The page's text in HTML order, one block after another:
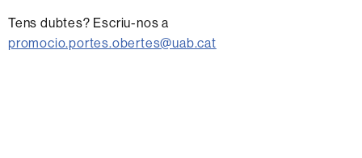
Tens dubtes? Escriu-nos a
promocio.portes.obertes@uab.cat